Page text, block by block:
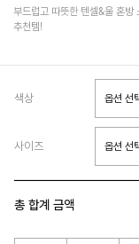
부드럽고 따뜻한 텐셀&울 혼방
추천템!
색상
사이즈
총 합계 금액